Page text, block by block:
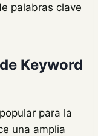
palabras clave
Keyword
para la
una amplia